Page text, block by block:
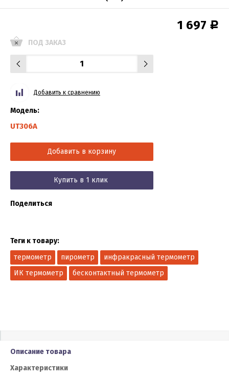
1 697 Р
ПОД ЗАКАЗ
Добавить к сравнению
Модель:
UT306A
Добавить в корзину
Купить в 1 клик
Поделиться
Теги к товару:
термометр
пирометр
инфракрасный термометр
ИК термометр
бесконтактный термометр
Описание товара
Характеристики